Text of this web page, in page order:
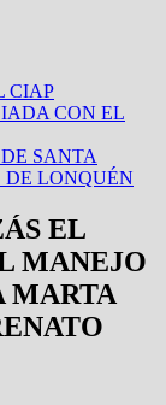
CIAP
CON EL
SANTA
DE LONQUÉN
EL
MANEJO
MARTA